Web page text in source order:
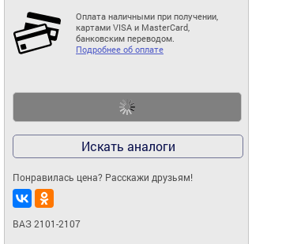
Оплата наличными при получении,
картами VISA и MasterCard,
банковским переводом.
Подробнее об оплате
Искать аналоги
Понравилась цена? Расскажи друзьям!
ВАЗ 2101-2107